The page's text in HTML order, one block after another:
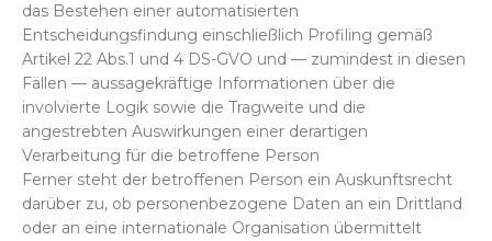
das Bestehen einer automatisierten
Entscheidungsfindung einschließlich Profiling gemäß
Artikel 22 Abs.1 und 4 DS-GVO und — zumindest in diesen
Fällen — aussagekräftige Informationen über die
involvierte Logik sowie die Tragweite und die
angestrebten Auswirkungen einer derartigen
Verarbeitung für die betroffene Person
Ferner steht der betroffenen Person ein Auskunftsrecht
darüber zu, ob personenbezogene Daten an ein Drittland
oder an eine internationale Organisation übermittelt